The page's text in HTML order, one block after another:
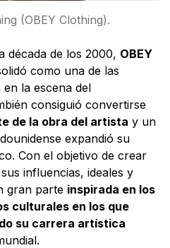
(OBEY Clothing).
década de los 2000, OBEY
como una de las
en la escena del
consiguió convertirse
de la obra del artista y un
expandió su
Con el objetivo de crear
influencias, ideales y
gran parte inspirada en los
culturales en los que
su carrera artística